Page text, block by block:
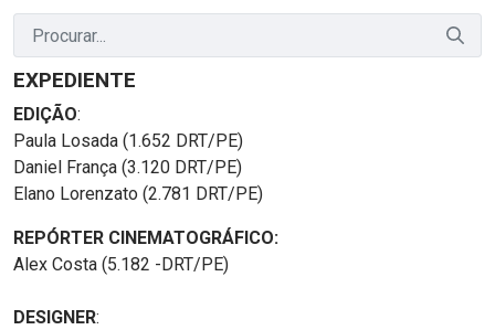
EXPEDIENTE
EDIÇÃO:
Paula Losada (1.652 DRT/PE)
Daniel França (3.120 DRT/PE)
Elano Lorenzato (2.781 DRT/PE)
REPÓRTER CINEMATOGRÁFICO:
Alex Costa (5.182 -DRT/PE)
DESIGNER: